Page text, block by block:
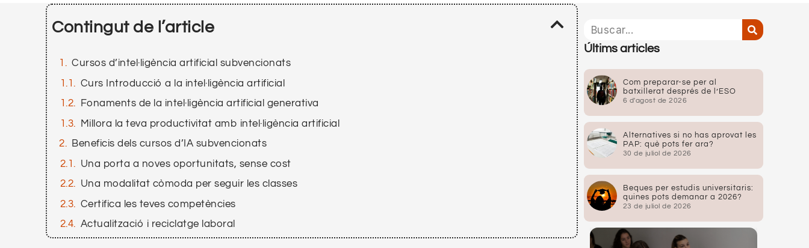
Contingut de l’article
Cursos d’intel·ligència artificial subvencionats
Curs Introducció a la intel·ligència artificial
Fonaments de la intel·ligència artificial generativa
Millora la teva productivitat amb intel·ligència artificial
Beneficis dels cursos d’IA subvencionats
Una porta a noves oportunitats, sense cost
Una modalitat còmoda per seguir les classes
Certifica les teves competències
Actualització i reciclatge laboral
Últims articles
Com preparar-se per al
batxillerat després de l’ESO
6 d'agost de 2026
Alternatives si no has aprovat les
PAP: què pots fer ara?
30 de juliol de 2026
Beques per estudis universitaris:
quines pots demanar a 2026?
23 de juliol de 2026